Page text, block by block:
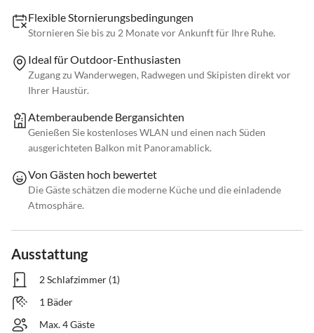
Flexible Stornierungsbedingungen
Stornieren Sie bis zu 2 Monate vor Ankunft für Ihre Ruhe.
Ideal für Outdoor-Enthusiasten
Zugang zu Wanderwegen, Radwegen und Skipisten direkt vor
Ihrer Haustür.
Atemberaubende Bergansichten
Genießen Sie kostenloses WLAN und einen nach Süden
ausgerichteten Balkon mit Panoramablick.
Von Gästen hoch bewertet
Die Gäste schätzen die moderne Küche und die einladende
Atmosphäre.
Ausstattung
2 Schlafzimmer (1)
1 Bäder
Max. 4 Gäste